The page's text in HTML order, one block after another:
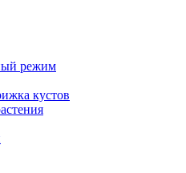
режим
кустов